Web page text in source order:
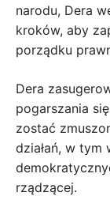
narodu, Dera
kroków, aby
porządku
Dera
pogarszania
zostać
działań, w
rządzącej.